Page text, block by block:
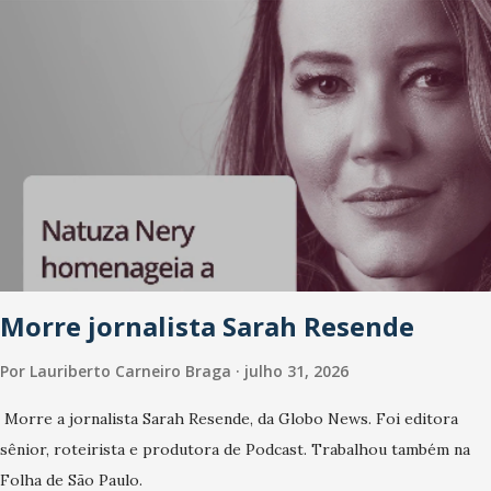
Morre jornalista Sarah Resende
Por Lauriberto Carneiro Braga julho 31, 2026
Morre a jornalista Sarah Resende, da Globo News. Foi editora
sênior, roteirista e produtora de Podcast. Trabalhou também na
Folha de São Paulo.